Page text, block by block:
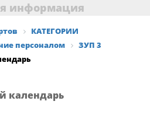
информация
КАТЕГОРИИ
персоналом
ЗУП 3
календарь